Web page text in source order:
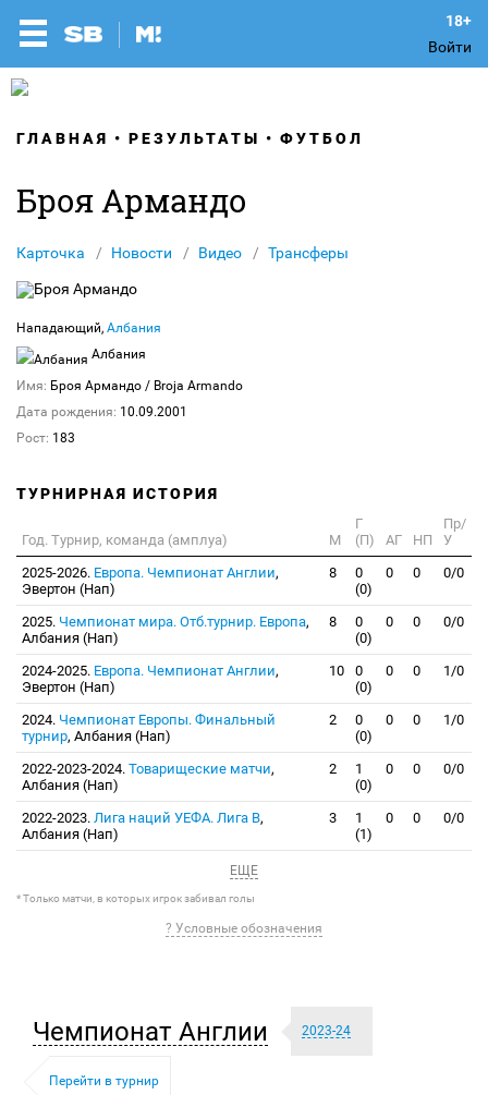
Войти
ГЛАВНАЯ РЕЗУЛЬТАТЫ ФУТБОЛ
Броя Армандо
Карточка Новости Видео Трансферы
Нападающий, Албания
Албания
Имя: Броя Армандо / Broja Armando
Дата рождения: 10.09.2001
Рост: 183
ТУРНИРНАЯ ИСТОРИЯ
Год. Турнир, команда (амплуа) М
Г
(П)
АГ НП
Пр/
У
2025-2026. Европа. Чемпионат Англии,
Эвертон (Нап)
8
0
(0)
0 0 0/0
2025. Чемпионат мира. Отб.турнир. Европа,
Албания (Нап)
8
0
(0)
0 0 0/0
2024-2025. Европа. Чемпионат Англии,
Эвертон (Нап)
10
0
(0)
0 0 1/0
2024. Чемпионат Европы. Финальный
турнир, Албания (Нап)
2
0
(0)
0 0 1/0
2022-2023-2024. Товарищеские матчи,
Албания (Нап)
2
1
(0)
0 0 0/0
2022-2023. Лига наций УЕФА. Лига B,
Албания (Нап)
3
1
(1)
0 0 0/0
ЕЩЕ
* Только матчи, в которых игрок забивал голы
? Условные обозначения
Чемпионат Англии 2023-24
Перейти в турнир